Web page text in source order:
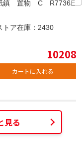
鎮 置物 C R7736E
トア在庫： 2430
10208
カートに入れる
見る